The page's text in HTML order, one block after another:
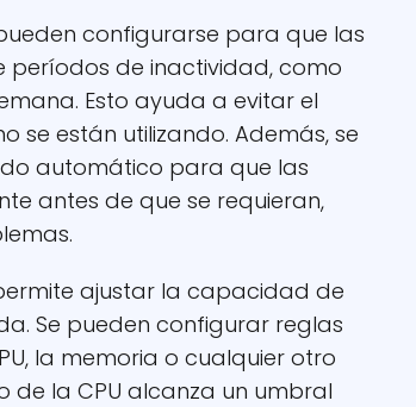
configurarse para que las
períodos de inactividad, como
Esto ayuda a evitar el
se están utilizando. Además, se
automático para que las
antes de que se requieran,
ajustar la capacidad de
Se pueden configurar reglas
la memoria o cualquier otro
de la CPU alcanza un umbral